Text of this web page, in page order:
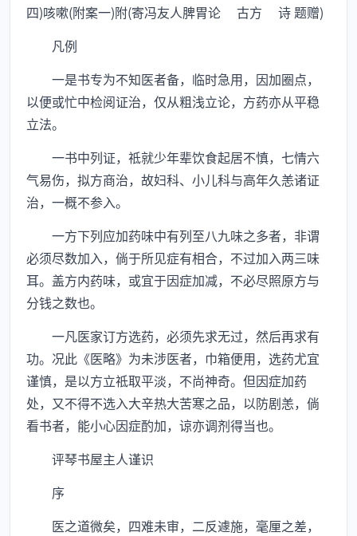
四)咳嗽(附案一)附(寄冯友人脾胃论 古方 诗 题赠)
凡例
一是书专为不知医者备，临时急用，因加圈点，
以便或忙中检阅证治，仅从粗浅立论，方药亦从平稳
立法。
一书中列证，祗就少年辈饮食起居不慎，七情六
气易伤，拟方商治，故妇科、小儿科与高年久恙诸证
治，一概不参入。
一方下列应加药味中有列至八九味之多者，非谓
必须尽数加入，倘于所见症有相合，不过加入两三味
耳。盖方内药味，或宜于因症加减，不必尽照原方与
分钱之数也。
一凡医家订方选药，必须先求无过，然后再求有
功。况此《医略》为未涉医者，巾箱便用，选药尤宜
谨慎，是以方立祗取平淡，不尚神奇。但因症加药
处，又不得不选入大辛热大苦寒之品，以防剧恙，倘
看书者，能小心因症酌加，谅亦调剂得当也。
评琴书屋主人谨识
序
医之道微矣，四难未审，二反遽施，毫厘之差，